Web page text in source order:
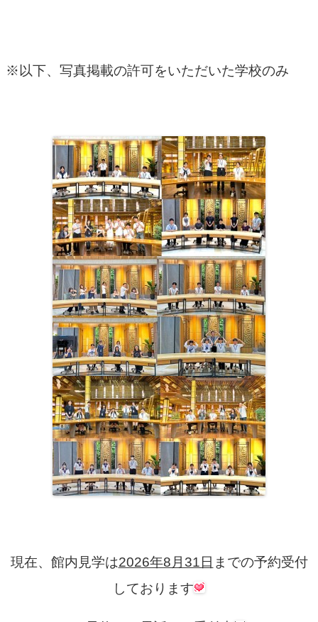
※以下、写真掲載の許可をいただいた学校のみ
現在、館内見学は2026年8月31日 までの予約受付
しております